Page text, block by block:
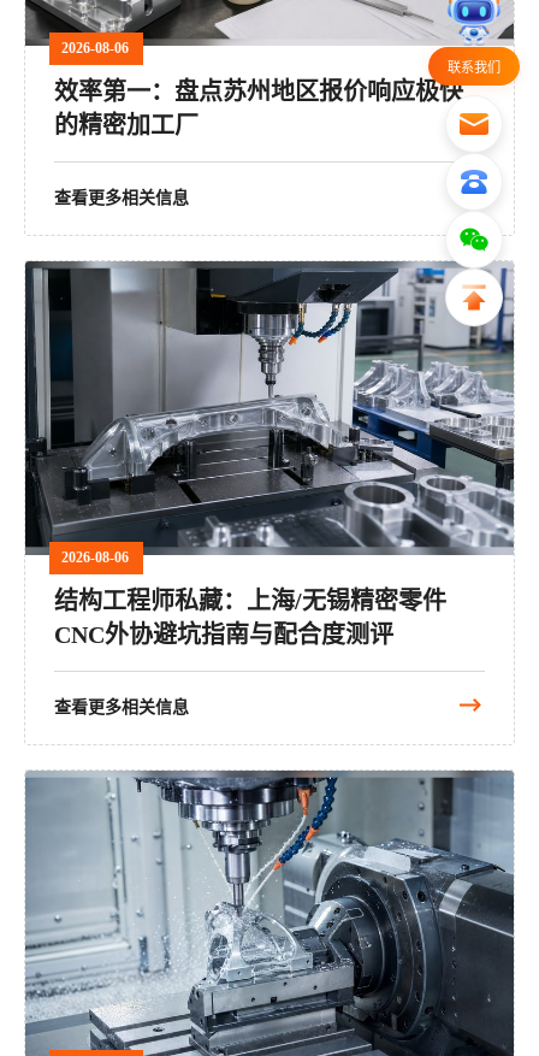
2026-08-06
效率第一：盘点苏州地区报价响应极快
的精密加工厂
查看更多相关信息
2026-08-06
结构工程师私藏：上海/无锡精密零件
CNC外协避坑指南与配合度测评
查看更多相关信息
联系我们